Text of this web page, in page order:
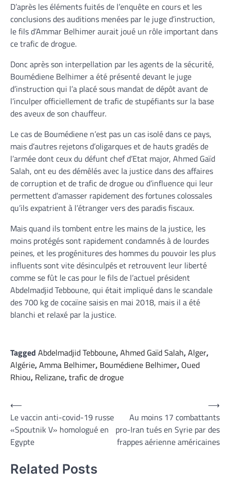
D’après les éléments fuités de l’enquête en cours et les
conclusions des auditions menées par le juge d’instruction,
le fils d’Ammar Belhimer aurait joué un rôle important dans
ce trafic de drogue.
Donc après son interpellation par les agents de la sécurité,
Boumédiene Belhimer a été présenté devant le juge
d’instruction qui l’a placé sous mandat de dépôt avant de
l’inculper officiellement de trafic de stupéfiants sur la base
des aveux de son chauffeur.
Le cas de Boumédiene n’est pas un cas isolé dans ce pays,
mais d’autres rejetons d’oligarques et de hauts gradés de
l’armée dont ceux du défunt chef d’Etat major, Ahmed Gaïd
Salah, ont eu des démêlés avec la justice dans des affaires
de corruption et de trafic de drogue ou d’influence qui leur
permettent d’amasser rapidement des fortunes colossales
qu’ils expatrient à l’étranger vers des paradis fiscaux.
Mais quand ils tombent entre les mains de la justice, les
moins protégés sont rapidement condamnés à de lourdes
peines, et les progénitures des hommes du pouvoir les plus
influents sont vite désinculpés et retrouvent leur liberté
comme se fût le cas pour le fils de l’actuel président
Abdelmadjid Tebboune, qui était impliqué dans le scandale
des 700 kg de cocaïne saisis en mai 2018, mais il a été
blanchi et relaxé par la justice.
Tagged Abdelmadjid Tebboune,Ahmed Gaïd Salah,Alger,
Algérie,Amma Belhimer, Boumédiene Belhimer, Oued
Rhiou, Relizane,trafic de drogue
Navigation
de
l’article
⟵
Le vaccin anti-covid-19 russe
«Spoutnik V» homologué en
Egypte
Au moins 17 combattants
pro-Iran tués en Syrie par des
frappes aérienne américaines
⟶
Related Posts